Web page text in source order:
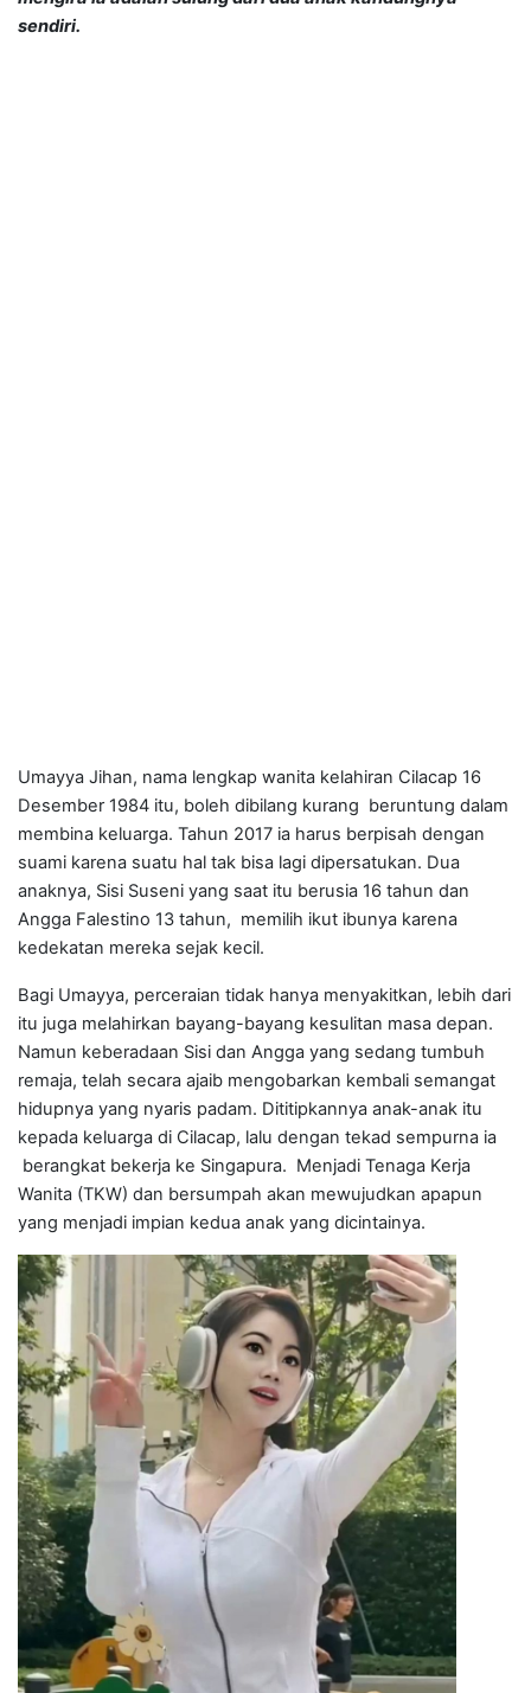
sendiri.
Umayya Jihan, nama lengkap wanita kelahiran Cilacap 16
Desember 1984 itu, boleh dibilang kurang beruntung dalam
membina keluarga. Tahun 2017 ia harus berpisah dengan
suami karena suatu hal tak bisa lagi dipersatukan. Dua
anaknya, Sisi Suseni yang saat itu berusia 16 tahun dan
Angga Falestino 13 tahun, memilih ikut ibunya karena
kedekatan mereka sejak kecil.
Bagi Umayya, perceraian tidak hanya menyakitkan, lebih dari
itu juga melahirkan bayang-bayang kesulitan masa depan.
Namun keberadaan Sisi dan Angga yang sedang tumbuh
remaja, telah secara ajaib mengobarkan kembali semangat
hidupnya yang nyaris padam. Dititipkannya anak-anak itu
kepada keluarga di Cilacap, lalu dengan tekad sempurna ia
berangkat bekerja ke Singapura. Menjadi Tenaga Kerja
Wanita (TKW) dan bersumpah akan mewujudkan apapun
yang menjadi impian kedua anak yang dicintainya.